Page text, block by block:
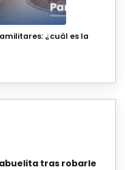
¿cuál es la
tras robarle